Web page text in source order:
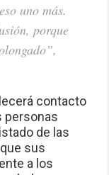
uno más.
porque
contacto
personas
de las
sus
a los